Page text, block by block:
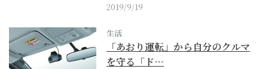
2019/9/19
生活
「あおり運転」から自分のクルマ
を守る「ド…